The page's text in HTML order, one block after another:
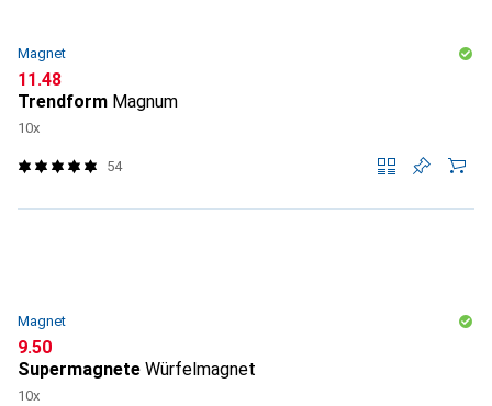
Magnet
CHF
11.48
Trendform Magnum
10x
54
Magnet
CHF
9.50
Supermagnete Würfelmagnet
10x